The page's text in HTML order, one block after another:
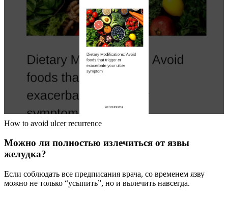
How to avoid ulcer recurrence
Можно ли полностью излечиться от язвы
желудка?
Если соблюдать все предписания врача, со временем язву
можно не только “усыпить”, но и вылечить навсегда.